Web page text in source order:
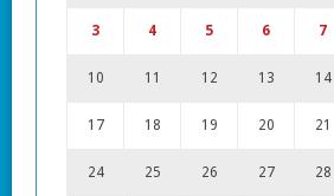
3 4 5 6 7
10 11 12 13 14
17 18 19 20 21
24 25 26 27 28